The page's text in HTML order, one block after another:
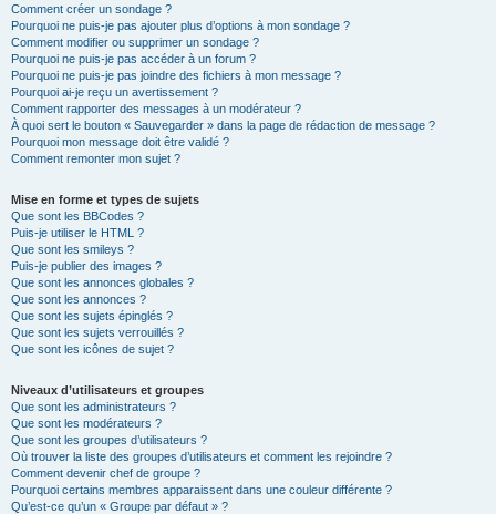
Comment créer un sondage ?
Pourquoi ne puis-je pas ajouter plus d’options à mon sondage ?
Comment modifier ou supprimer un sondage ?
Pourquoi ne puis-je pas accéder à un forum ?
Pourquoi ne puis-je pas joindre des fichiers à mon message ?
Pourquoi ai-je reçu un avertissement ?
Comment rapporter des messages à un modérateur ?
À quoi sert le bouton « Sauvegarder » dans la page de rédaction de message ?
Pourquoi mon message doit être validé ?
Comment remonter mon sujet ?
Mise en forme et types de sujets
Que sont les BBCodes ?
Puis-je utiliser le HTML ?
Que sont les smileys ?
Puis-je publier des images ?
Que sont les annonces globales ?
Que sont les annonces ?
Que sont les sujets épinglés ?
Que sont les sujets verrouillés ?
Que sont les icônes de sujet ?
Niveaux d’utilisateurs et groupes
Que sont les administrateurs ?
Que sont les modérateurs ?
Que sont les groupes d’utilisateurs ?
Où trouver la liste des groupes d’utilisateurs et comment les rejoindre ?
Comment devenir chef de groupe ?
Pourquoi certains membres apparaissent dans une couleur différente ?
Qu’est-ce qu’un « Groupe par défaut » ?